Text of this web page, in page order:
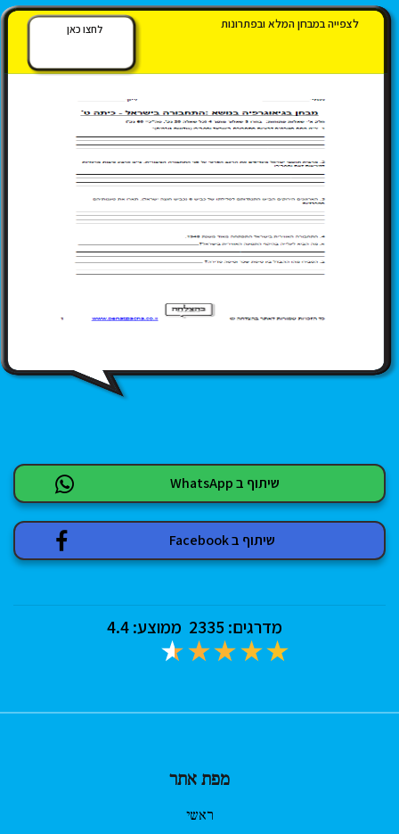
לצפייה במבחן המלא ובפתרונות לחצו כאן
שיתוף ב WhatsApp
שיתוף ב Facebook
מדרגים: 2335 ממוצע:4.4
מפת אתר
ראשי